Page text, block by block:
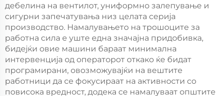
дебелина на вентилот, униформно залепување и
сигурни запечатувања низ целата серија
производство. Намалувањето на трошоците за
работна сила е уште една значајна придобивка,
бидејќи овие машини бараат минимална
интервенција од операторот откако ќе бидат
програмирани, овозможувајќи на вештите
работници да се фокусираат на активности со
повисока вредност, додека се намалуваат општите